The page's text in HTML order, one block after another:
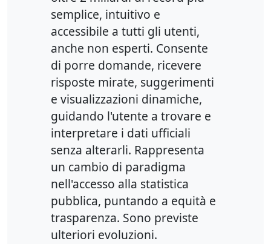
semplice, intuitivo e
accessibile a tutti gli utenti,
anche non esperti. Consente
di porre domande, ricevere
risposte mirate, suggerimenti
e visualizzazioni dinamiche,
guidando l'utente a trovare e
interpretare i dati ufficiali
senza alterarli. Rappresenta
un cambio di paradigma
nell'accesso alla statistica
pubblica, puntando a equità e
trasparenza. Sono previste
ulteriori evoluzioni.